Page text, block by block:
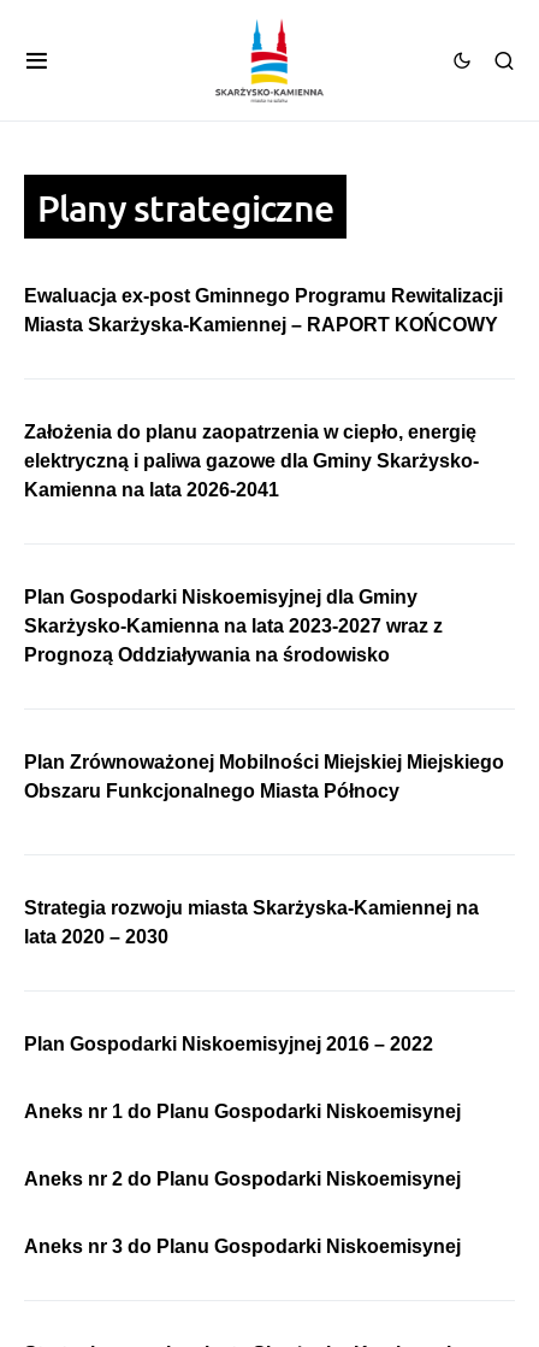
Plany strategiczne
Ewaluacja ex-post Gminnego Programu Rewitalizacji
Miasta Skarżyska-Kamiennej – RAPORT KOŃCOWY
Założenia do planu zaopatrzenia w ciepło, energię
elektryczną i paliwa gazowe dla Gminy Skarżysko-
Kamienna na lata 2026-2041
Plan Gospodarki Niskoemisyjnej dla Gminy
Skarżysko-Kamienna na lata 2023-2027 wraz z
Prognozą Oddziaływania na środowisko
Plan Zrównoważonej Mobilności Miejskiej Miejskiego
Obszaru Funkcjonalnego Miasta Północy
Strategia rozwoju miasta Skarżyska-Kamiennej na
lata 2020 – 2030
Plan Gospodarki Niskoemisyjnej 2016 – 2022
Aneks nr 1 do Planu Gospodarki Niskoemisynej
Aneks nr 2 do Planu Gospodarki Niskoemisynej
Aneks nr 3 do Planu Gospodarki Niskoemisynej